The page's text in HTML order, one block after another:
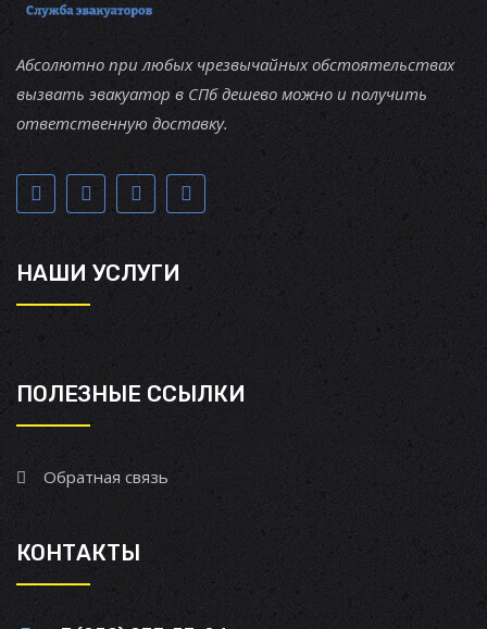
Абсолютно при любых чрезвычайных обстоятельствах
вызвать эвакуатор в СПб дешево можно и получить
ответственную доставку.
НАШИ УСЛУГИ
ПОЛЕЗНЫЕ ССЫЛКИ
Обратная связь
КОНТАКТЫ